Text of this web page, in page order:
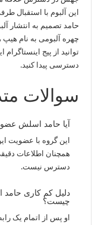
این آلبوم با استقبال
حامد تصمیم به انتشار
چهره آلبومی به نام
توانید از پیج
دسترسی پیدا کنید.
سوالات
آیا حامد اسلش عضو
این گروه با عضویت
همچنان اطلاعات
دسترس نیست.
دلیل کم کاری
چیست؟
او پس از اتمام یک